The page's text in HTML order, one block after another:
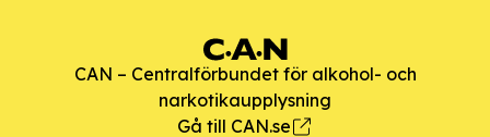
CAN – Centralförbundet för alkohol- och
narkotikaupplysning
Gå till CAN.se